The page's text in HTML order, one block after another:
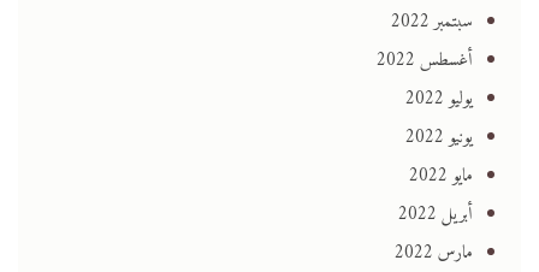
سبتمبر 2022
أغسطس 2022
يوليو 2022
يونيو 2022
مايو 2022
أبريل 2022
مارس 2022